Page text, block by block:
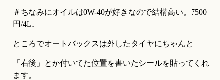
＃ちなみにオイルは0W-40が好きなので結構高い。7500
円/4L。
ところでオートバックスは外したタイヤにちゃんと
「右後」とか付いてた位置を書いたシールを貼ってくれ
ます。